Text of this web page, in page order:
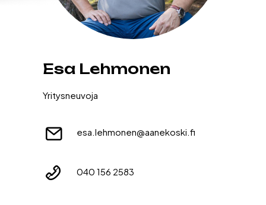
Esa Lehmonen
Yritysneuvoja
esa.lehmonen@aanekoski.fi
040 156 2583